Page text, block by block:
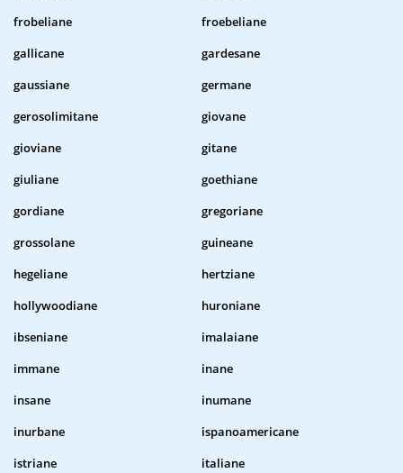
frobeliane
froebeliane
gallicane
gardesane
gaussiane
germane
gerosolimitane
giovane
gioviane
gitane
giuliane
goethiane
gordiane
gregoriane
grossolane
guineane
hegeliane
hertziane
hollywoodiane
huroniane
ibseniane
imalaiane
immane
inane
insane
inumane
inurbane
ispanoamericane
istriane
italiane